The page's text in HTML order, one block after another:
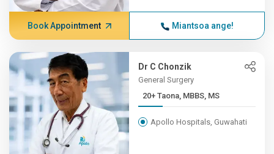
Book Appointment Miantsoa ange!
Dr C Chonzik
General Surgery
20+ Taona, MBBS, MS
Apollo Hospitals, Guwahati